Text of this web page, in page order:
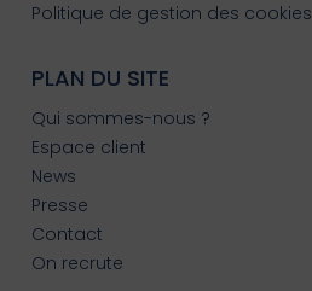
Politique de gestion des cookies
PLAN DU SITE
Qui sommes-nous ?
Espace client
News
Presse
Contact
On recrute